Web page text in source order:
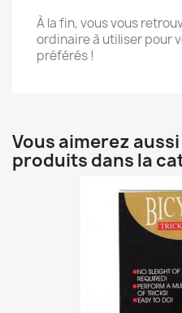
À la fin, vous vous
ordinaire à utiliser pour
préférés !
Vous aimerez
produits dans la